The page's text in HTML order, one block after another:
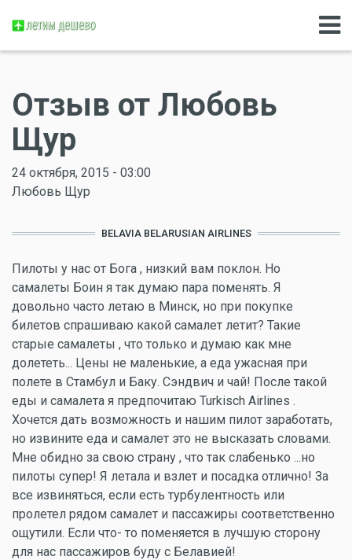
Отзыв от Любовь
Щур
24 октября, 2015 - 03:00
Любовь Щур
BELAVIA BELARUSIAN AIRLINES
Пилоты у нас от Бога , низкий вам поклон. Но
самалеты Боин я так думаю пара поменять. Я
довольно часто летаю в Минск, но при покупке
билетов спрашиваю какой самалет летит? Такие
старые самалеты , что только и думаю как мне
долететь... Цены не маленькие, а еда ужасная при
полете в Стамбул и Баку. Сэндвич и чай! После такой
еды и самалета я предпочитаю Turkisch Airlines .
Хочется дать возможность и нашим пилот заработать,
но извините еда и самалет это не высказать словами.
Мне обидно за свою страну , что так слабенько ...но
пилоты супер! Я летала и взлет и посадка отлично! За
все извиняться, если есть турбулентность или
пролетел рядом самалет и пассажиры соответственно
ощутили. Если что- то поменяется в лучшую сторону
для нас пассажиров буду с Белавией!